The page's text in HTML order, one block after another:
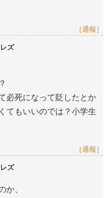
［通報］
ズ
必死になって貶したとか
てもいいのでは？小学生
［通報］
ズ
か、